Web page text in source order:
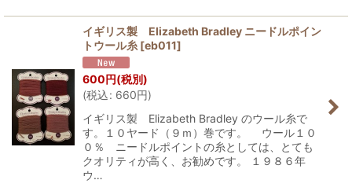
イギリス製 Elizabeth Bradley ニードルポイン
トウール糸 [eb011]
600円(税別)
(税込: 660円)
イギリス製 Elizabeth Bradley のウール糸で
す。１０ヤード（９ｍ）巻です。 ウール１０
０％ ニードルポイントの糸としては、とても
クオリティが高く、お勧めです。 １９８６年
ウ…